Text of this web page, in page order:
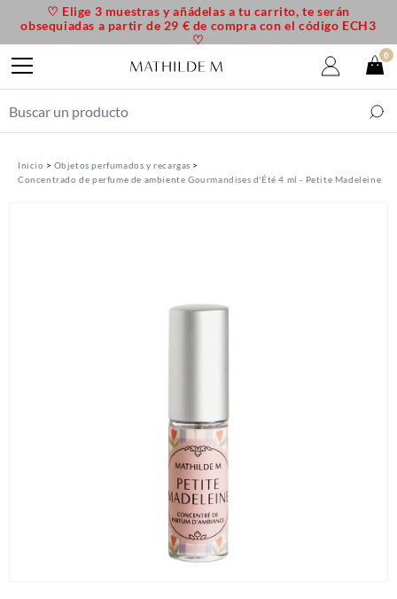
Inicio
Objetos perfumados y recargas
Concentrado de perfume de ambiente Gourmandises d'Été 4 ml - Petite Madeleine
♡ Elige 3 muestras y añádelas a tu carrito, te serán
obsequiadas a partir de 29 € de compra con el código ECH3
♡
0